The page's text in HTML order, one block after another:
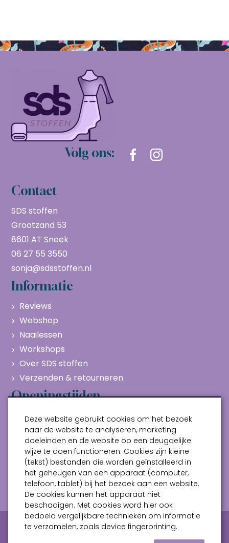
Volg ons:
Contact
SDS stoffen
Grootzand 53
8601 AT Sneek
06 27 55 3550
sonja@sdsstoffen.nl
Informatie
Reviews
Webshop
Naailessen
Workshops
Over SDS stoffen
Verzenden & retourneren
Openingstijden
Maandag
Gesloten
Dinsdag
10:00 - 17:00
Woensdag
10:00 - 17:00
Donderdag
10:00 - 17:00
Vrijdag
10:00 - 17:00
Zaterdag
10:00 - 17:00
Privacy verklaring
Algemene voorwaarden
Deze website gebruikt cookies om het bezoek
naar de website te analyseren, marketing
doeleinden en de website op een deugdelijke
wijze te doen functioneren. Cookies zijn kleine
(tekst) bestanden die worden geïnstalleerd in
het geheugen van een apparaat (computer,
telefoon, tablet) bij het bezoek aan een website.
De cookies kunnen het apparaat niet
beschadigen. Met cookies word hier ook
bedoeld vergelijkbare technieken om informatie
te verzamelen, zoals device fingerprinting.